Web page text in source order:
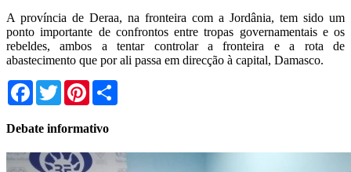
A província de Deraa, na fronteira com a Jordânia, tem sido um
ponto importante de confrontos entre tropas governamentais e os
rebeldes, ambos a tentar controlar a fronteira e a rota de
abastecimento que por ali passa em direcção à capital, Damasco.
Facebook
TwitterPinterest
Debate informativo